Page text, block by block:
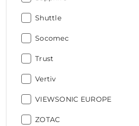
Producent:
Shuttle
Producent:
Socomec
Producent:
Trust
Producent:
Vertiv
Producent:
VIEWSONIC EUROPE
Producent:
ZOTAC